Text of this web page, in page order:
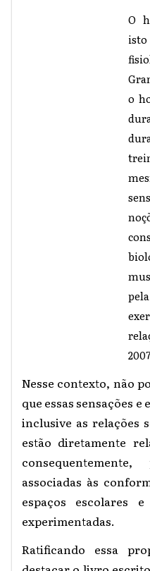
O
o
Nesse contexto, não
que essas sensações
inclusive as relações
estão diretamente
associadas às
espaços escolares
experimentadas.
Ratificando essa